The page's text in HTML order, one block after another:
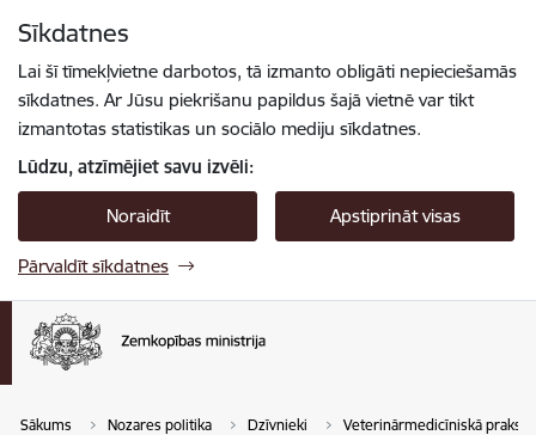
Sīkdatnes
Lai šī tīmekļvietne darbotos, tā izmanto obligāti nepieciešamās
sīkdatnes. Ar Jūsu piekrišanu papildus šajā vietnē var tikt
izmantotas statistikas un sociālo mediju sīkdatnes.
Lūdzu, atzīmējiet savu izvēli:
Noraidīt Apstiprināt visas
Pārvaldīt sīkdatnes
Sākums Nozares politika Dzīvnieki Veterinārmedicīniskā prakse